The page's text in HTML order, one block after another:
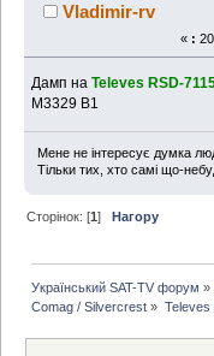
Vladimir-rv
« :
Дамп наTeleves RSD-
M3329 B1
Mене не інтересує думка
Тільки тих, хто самі що-
Сторінок: [1]
Нагору
Український SAT-TV форум »
Comag / Silvercrest » Televes